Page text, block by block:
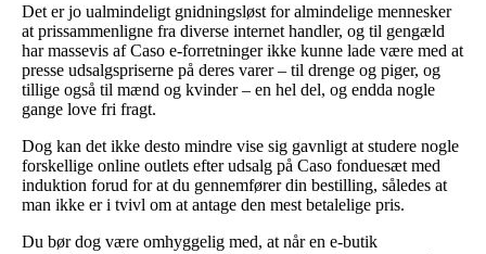
Det er jo ualmindeligt gnidningsløst for almindelige mennesker
at prissammenligne fra diverse internet handler, og til gengæld
har massevis af Caso e-forretninger ikke kunne lade være med at
presse udsalgspriserne på deres varer – til drenge og piger, og
tillige også til mænd og kvinder – en hel del, og endda nogle
gange love fri fragt.
Dog kan det ikke desto mindre vise sig gavnligt at studere nogle
forskellige online outlets efter udsalg på Caso fonduesæt med
induktion forud for at du gennemfører din bestilling, således at
man ikke er i tvivl om at antage den mest betalelige pris.
Du bør dog være omhyggelig med, at når en e-butik